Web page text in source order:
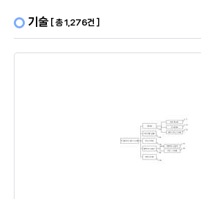
기술 [ 총 1,276건 ]